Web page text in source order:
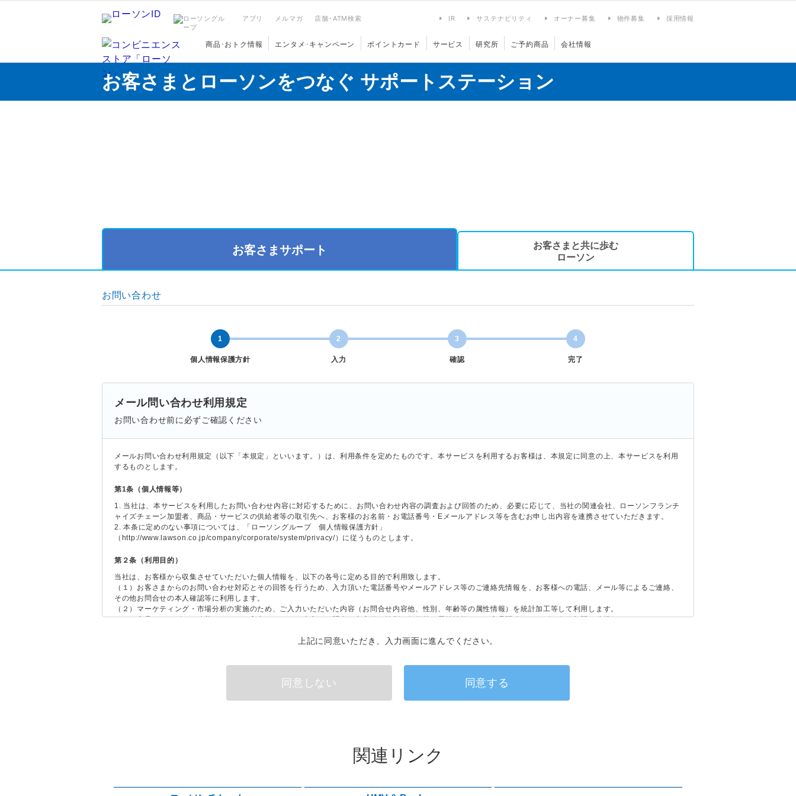
アプリ メルマガ 店舗･ATM検索 IR サステナビリティ オーナー募集 物件募集 採用情報
商品･おトク情報 エンタメ･キャンペーン ポイントカード サービス 研究所 ご予約商品 会社情報
お客さまとローソンをつなぐ サポートステーション
お客さまサポート
お客さまと共に歩む
ローソン
お問い合わせ
1
個人情報保護方針
2
入力
3
確認
4
完了
メール問い合わせ利用規定
お問い合わせ前に必ずご確認ください
メールお問い合わせ利用規定（以下「本規定」といいます。）は、利用条件を定めたものです。本サービスを利用するお客様は、本規定に同意の上、本サービスを利用
するものとします。
第1条（個人情報等）
1. 当社は、本サービスを利用したお問い合わせ内容に対応するために、お問い合わせ内容の調査および回答のため、必要に応じて、当社の関連会社、ローソンフランチ
ャイズチェーン加盟者、商品・サービスの供給者等の取引先へ、お客様のお名前・お電話番号・Eメールアドレス等を含むお申し出内容を連携させていただきます。
2. 本条に定めのない事項については、「ローソングループ 個人情報保護方針」
（http://www.lawson.co.jp/company/corporate/system/privacy/）に従うものとします。
第２条（利用目的）
当社は、お客様から収集させていただいた個人情報を、以下の各号に定める目的で利用致します。
（１）お客さまからのお問い合わせ対応とその回答を行うため、入力頂いた電話番号やメールアドレス等のご連絡先情報を、お客様への電話、メール等によるご連絡、
その他お問合せの本人確認等に利用します。
（２）マーケティング・市場分析の実施のため、ご入力いただいた内容（お問合せ内容他、性別、年齢等の属性情報）を統計加工等して利用します。
（３）商品・サービスの改善のため、ご入力いただいた内容（お問合せ内容他、性別、年齢等の属性情報）を、商品開発、サービス企画部門へ連携します。
2. 公衆電話回線、専用電話回線、インターネットその他の通信回線等の通信経路において盗聴等がなされたことによりお客さまの個人情報等が漏洩した場合、そのため
3. 本サービス上で提供される全ての情報に関する有用性、適合性、完全性、正確性、安全性、合法性、最新性等について、保証するものではありません。
ことはお控えください。
上記に同意いただき、入力画面に進んでください。
同意しない 同意する
関連リンク